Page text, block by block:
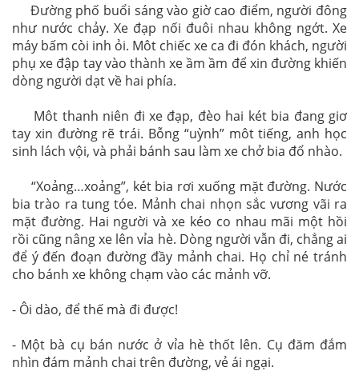
Đường phố buổi sáng vào giờ cao điểm, người đông
như nước chảy. Xe đạp nối đuôi nhau không ngớt. Xe
máy bấm còi inh ỏi. Môt chiếc xe ca đi đón khách, người
phụ xe đập tay vào thành xe ầm ầm để xin đường khiến
dòng người dạt về hai phía.
Môt thanh niên đi xe đạp, đèo hai két bia đang giơ
tay xin đường rẽ trái. Bỗng “uỳnh” môt tiếng, anh học
sinh lách vội, và phải bánh sau làm xe chở bia đổ nhào.
“Xoảng…xoảng”, két bia rơi xuống mặt đường. Nước
bia trào ra tung tóe. Mảnh chai nhọn sắc vương vãi ra
mặt đường. Hai người và xe kéo co nhau mãi một hồi
rồi cũng nâng xe lên vỉa hè. Dòng người vẫn đi, chẳng ai
để ý đến đoạn đường đầy mảnh chai. Họ chỉ né tránh
cho bánh xe không chạm vào các mảnh vỡ.
- Ôi dào, để thế mà đi được!
- Một bà cụ bán nước ở vỉa hè thốt lên. Cụ đăm đắm
nhìn đám mảnh chai trên đường, vẻ ái ngại.